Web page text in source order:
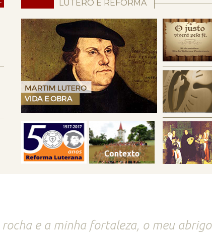
LUTERO E REFORMA
rocha e a minha fortaleza, o meu abrigo